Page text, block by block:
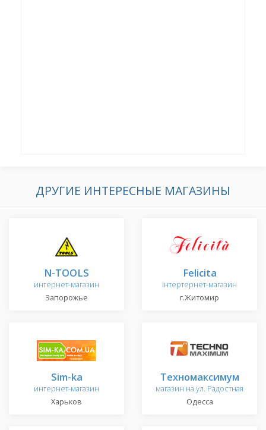
ДРУГИЕ ИНТЕРЕСНЫЕ МАГАЗИНЫ
N-TOOLS
интернет-магазин
Запорожье
Felicita
інтертернет-магазин
г.Житомир
Sim-ka
интернет-магазин
Харьков
Техномаксимум
магазин на ул. Радостная
Одесса